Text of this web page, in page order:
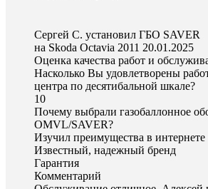
Сергей С. установил ГБО SAVER
на Skoda Octavia 2011 20.01.2025
Оценка качества работ и
Насколько Вы удовлетворены
центра по десятибальной шкале?
10
Почему выбрали газобаллонное
OMVL/SAVER?
Изучил преимущества в интернете
Известный, надежный бренд
Гарантия
Комментарий